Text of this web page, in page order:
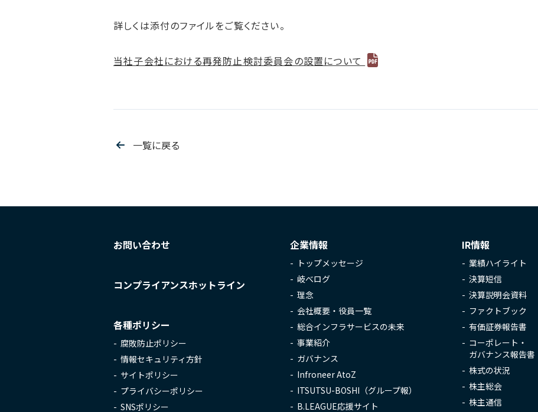
詳しくは添付のファイルをご覧ください。
当社子会社における再発防止検討委員会の設置について
一覧に戻る
お問い合わせ
コンプライアンスホットライン
各種ポリシー
腐敗防止ポリシー
情報セキュリティ方針
サイトポリシー
プライバシーポリシー
SNSポリシー
企業情報
トップメッセージ
岐べログ
理念
会社概要・役員一覧
総合インフラサービスの未来
事業紹介
ガバナンス
Infroneer AtoZ
ITSUTSU-BOSHI（グループ報）
B.LEAGUE応援サイト
IR情報
業績ハイライト
決算短信
決算説明会資料
ファクトブック
有価証券報告書
コーポレート・
ガバナンス報告書
株式の状況
株主総会
株主通信